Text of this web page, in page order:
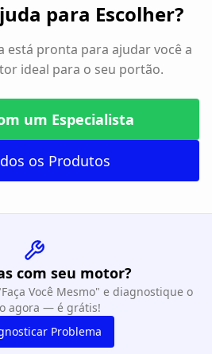
para Escolher?
está pronta para ajudar você a
ideal para o seu portão.
um Especialista
os Produtos
com seu motor?
Você Mesmo" e diagnostique o
agora — é grátis!
Problema